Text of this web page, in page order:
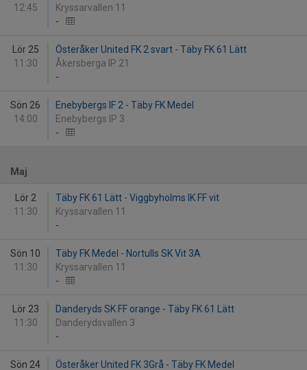
12:45
Kryssarvallen 11
-
Lör 25
11:30
Österåker United FK 2 svart - Täby FK 61 Lätt
Åkersberga IP 21
-
Sön 26
14:00
Enebybergs IF 2 - Täby FK Medel
Enebybergs IP 3
-
Maj
Lör 2
11:30
Täby FK 61 Lätt - Viggbyholms IK FF vit
Kryssarvallen 11
-
Sön 10
11:30
Täby FK Medel - Nortulls SK Vit 3A
Kryssarvallen 11
-
Lör 23
11:30
Danderyds SK FF orange - Täby FK 61 Lätt
Danderydsvallen 3
-
Sön 24
Österåker United FK 3Grå - Täby FK Medel